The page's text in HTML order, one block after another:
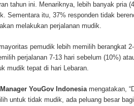
tahun ini. Menariknya, lebih banyak pria
Sementara itu, 37% responden tidak
melakukan perjalanan mudik.
pemudik lebih memilih berangkat
perjalanan 7-13 hari sebelum (10%)
mudik tepat di hari Lebaran.
YouGov Indonesia mengatakan,
untuk tidak mudik, ada peluang besar